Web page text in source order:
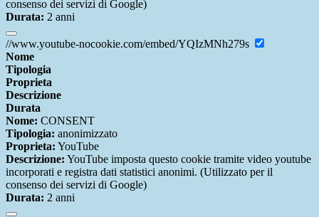
consenso dei servizi di Google)
Durata: 2 anni
//www.youtube-nocookie.com/embed/YQIzMNh279s
Nome
Tipologia
Proprieta
Descrizione
Durata
Nome: CONSENT
Tipologia: anonimizzato
Proprieta: YouTube
Descrizione: YouTube imposta questo cookie tramite video youtube
incorporati e registra dati statistici anonimi. (Utilizzato per il
consenso dei servizi di Google)
Durata: 2 anni